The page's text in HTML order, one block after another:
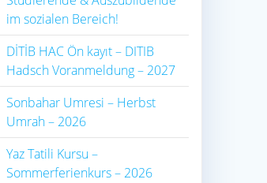
im sozialen Bereich!
DİTİB HAC Ön kayıt – DITIB
Hadsch Voranmeldung – 2027
Sonbahar Umresi – Herbst
Umrah – 2026
Yaz Tatili Kursu –
Sommerferienkurs – 2026